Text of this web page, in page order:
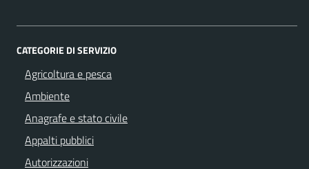
CATEGORIE DI SERVIZIO
Agricoltura e pesca
Ambiente
Anagrafe e stato civile
Appalti pubblici
Autorizzazioni